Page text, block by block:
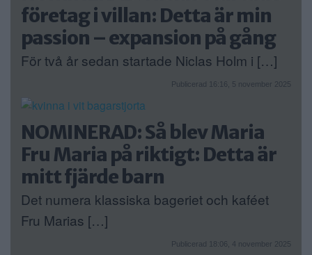
företag i villan: Detta är min
passion – expansion på gång
För två år sedan startade Niclas Holm i […]
Publicerad 16:16, 5 november 2025
NOMINERAD: Så blev Maria
Fru Maria på riktigt: Detta är
mitt fjärde barn
Det numera klassiska bageriet och kaféet
Fru Marias […]
Publicerad 18:06, 4 november 2025